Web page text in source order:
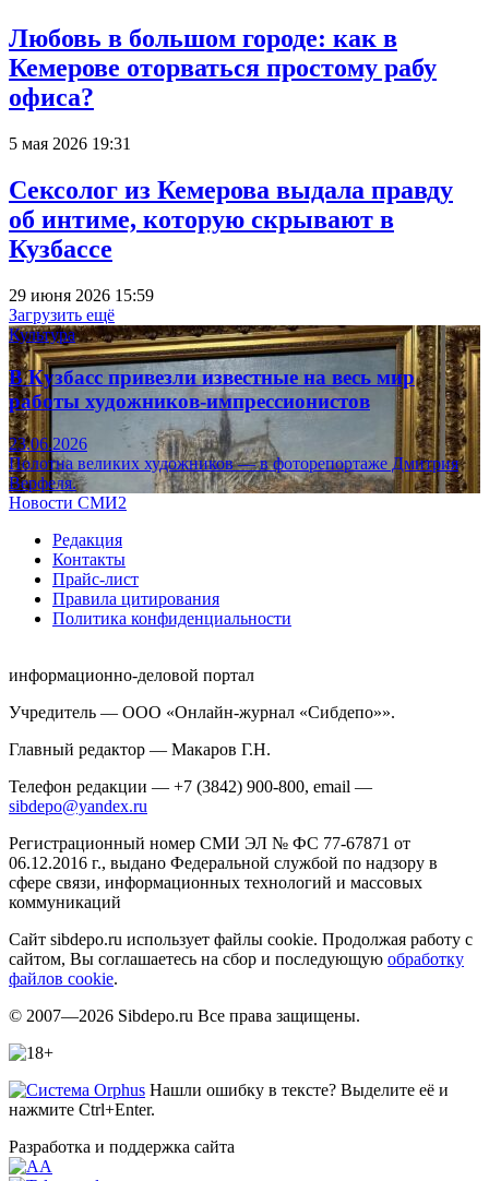
Любовь в большом городе: как в
Кемерове оторваться простому рабу
офиса?
5 мая 2026 19:31
Сексолог из Кемерова выдала правду
об интиме, которую скрывают в
Кузбассе
29 июня 2026 15:59
Загрузить ещё
Культура
В Кузбасс привезли известные на весь мир
работы художников-импрессионистов
23.06.2026
Полотна великих художников — в фоторепортаже Дмитрия
Верфеля.
Новости СМИ2
Редакция
Контакты
Прайс-лист
Правила цитирования
Политика конфиденциальности
информационно-деловой портал
Учредитель — ООО «Онлайн-журнал «Сибдепо»».
Главный редактор — Макаров Г.Н.
Телефон редакции — +7 (3842) 900-800, email —
sibdepo@yandex.ru
Регистрационный номер СМИ ЭЛ № ФС 77-67871 от
06.12.2016 г., выдано Федеральной службой по надзору в
сфере связи, информационных технологий и массовых
коммуникаций
Сайт sibdepo.ru использует файлы cookie. Продолжая работу с
сайтом, Вы соглашаетесь на сбор и последующую обработку
файлов cookie.
© 2007—2026 Sibdepo.ru Все права защищены.
Нашли ошибку в тексте? Выделите её и
нажмите Ctrl+Enter.
Разработка и поддержка сайта